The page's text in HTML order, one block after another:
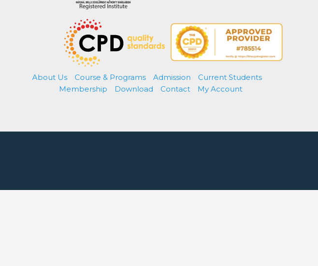
About Us Course & Programs Admission
Current Students
Membership
Download Contact My Account